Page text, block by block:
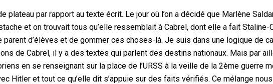
plateau par rapport au texte écrit. Le jour où l’on a décidé que Marlène
et on trouvait tous qu’elle ressemblait à Cabrel, dont elle a fait Staline-
parent d’élèves et de gommer ces choses-là. Je suis dans une logique de
de Cabrel, il y a des textes qui parlent des destins nationaux. Mais par
en se renseignant sur la place de l’URSS à la veille de la 2ème guerre
Hitler et tout ce qu’elle dit s’appuie sur des faits vérifiés. Ce mélange nous